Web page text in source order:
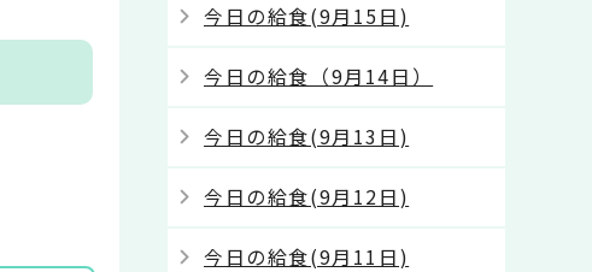
今日の給食(9月15日)
今日の給食（9月14日）
今日の給食(9月13日)
今日の給食(9月12日)
今日の給食(9月11日)